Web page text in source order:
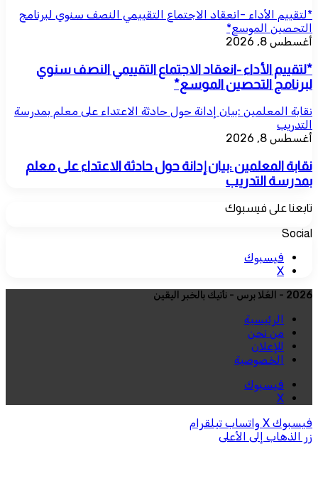
*لتقييم الأداء -انعقاد الاجتماع التقييمي النصف سنوي لبرنامج
التحصين الموسع*
أغسطس 8, 2026
*لتقييم الأداء -انعقاد الاجتماع التقييمي النصف سنوي
لبرنامج التحصين الموسع*
نقابة المعلمين :بيان إدانة حول حادثة الاعتداء على معلم بمدرسة
التدريب
أغسطس 8, 2026
نقابة المعلمين :بيان إدانة حول حادثة الاعتداء على معلم
بمدرسة التدريب
تابعنا على فيسبوك
Social
فيسبوك
‫X
2026 - العُلا برس - نأتيك بالخبر اليقين
الرئيسية
من نحن
للإعلان
الخصوصية
فيسبوك
‫X
فيسبوك ‫X واتساب تيلقرام
زر الذهاب إلى الأعلى